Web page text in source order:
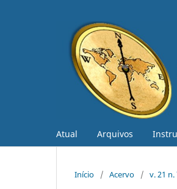
Atual Arquivos
Início / Acervo / v. 21